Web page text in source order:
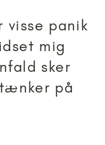
visse panik
mig
sker
på